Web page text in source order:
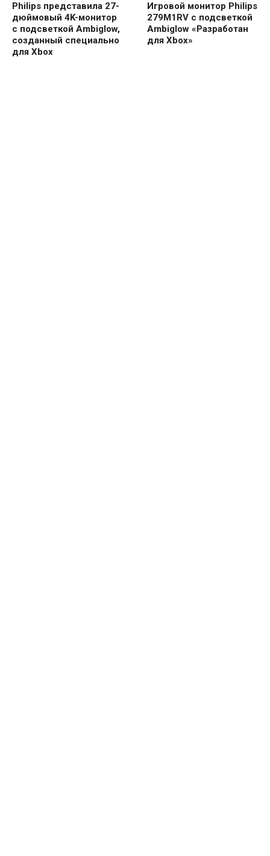
Philips представила 27-
дюймовый 4K-монитор
с подсветкой Ambiglow,
созданный специально
для Xbox
Игровой монитор Philips
279M1RV с подсветкой
Ambiglow «Разработан
для Xbox»